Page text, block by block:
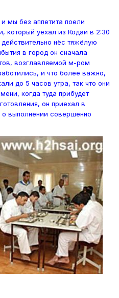
мы без аппетита поели
который уехал из Кодаи в 2:30
нёс тяжёлую
в город он сначала
возглавляемой м-ром
и что более важно,
до 5 часов утра, так что они
когда туда прибудет
он приехал в
о выполнении совершенно